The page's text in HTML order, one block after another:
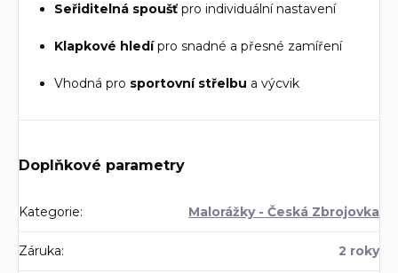
Seřiditelná spoušť pro individuální nastavení
Klapkové hledípro snadné a přesné zamíření
Vhodná pro sportovní střelbu a výcvik
Doplňkové parametry
Kategorie: Malorážky - Česká Zbrojovka
Záruka: 2 roky